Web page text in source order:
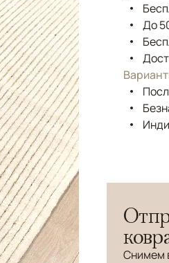
До
Снимем